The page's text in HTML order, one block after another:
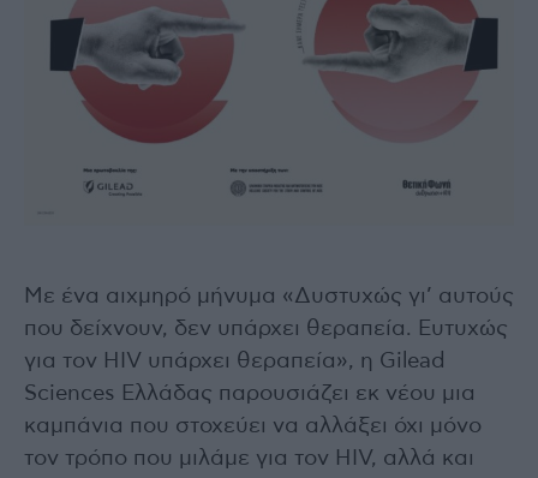
Με ένα αιχμηρό μήνυμα «Δυστυχώς γι’ αυτούς
που δείχνουν, δεν υπάρχει θεραπεία. Ευτυχώς
για τον HIV υπάρχει θεραπεία», η Gilead
Sciences Ελλάδας παρουσιάζει εκ νέου μια
καμπάνια που στοχεύει να αλλάξει όχι μόνο
τον τρόπο που μιλάμε για τον HIV, αλλά και